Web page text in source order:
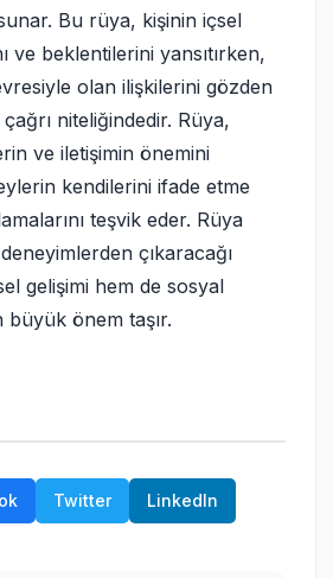
Bu rüya, kişinin içsel
ve beklentilerini yansıtırken,
olan ilişkilerini gözden
niteliğindedir. Rüya,
ve iletişimin önemini
kendilerini ifade etme
teşvik eder. Rüya
çıkaracağı
gelişimi hem de sosyal
büyük önem taşır.
Twitter LinkedIn